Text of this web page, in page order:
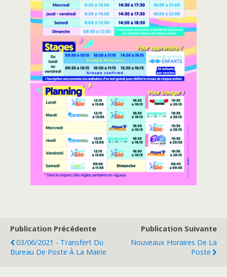
Publication Précédente
03/06/2021 - Transfert Du
Bureau De Poste À La Mairie
Publication Suivante
Nouveaux Horaires De La
Poste